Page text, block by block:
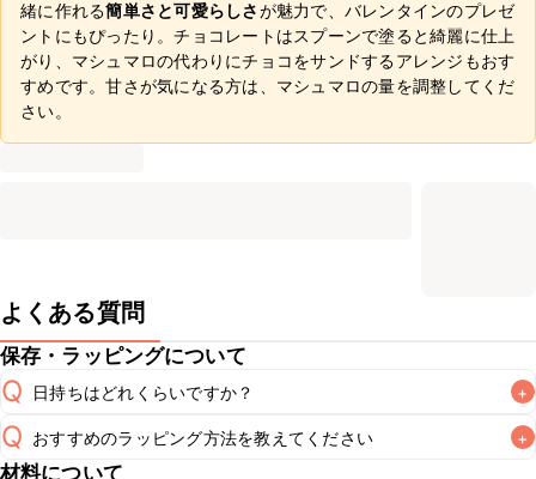
緒に作れる簡単さと可愛らしさが魅力で、バレンタインのプレゼ
ントにもぴったり。チョコレートはスプーンで塗ると綺麗に仕上
がり、マシュマロの代わりにチョコをサンドするアレンジもおす
すめです。甘さが気になる方は、マシュマロの量を調整してくだ
さい。
よくある質問
保存・ラッピングについて
Q 日持ちはどれくらいですか？ +
A
常温保存で翌日中が目安です。室温が高い場合はチョコレー
トが溶けてしまうため、冷蔵庫で保管することをおすすめい
Q おすすめのラッピング方法を教えてください +
材料について